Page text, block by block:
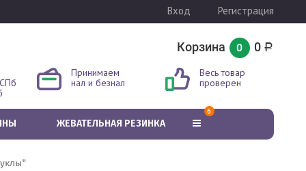
Вход Регистрация
Корзина 0 0 Р
Принимаем
нал и безнал
Весь товар
проверен
ЖЕВАТЕЛЬНАЯ РЕЗИНКА
6